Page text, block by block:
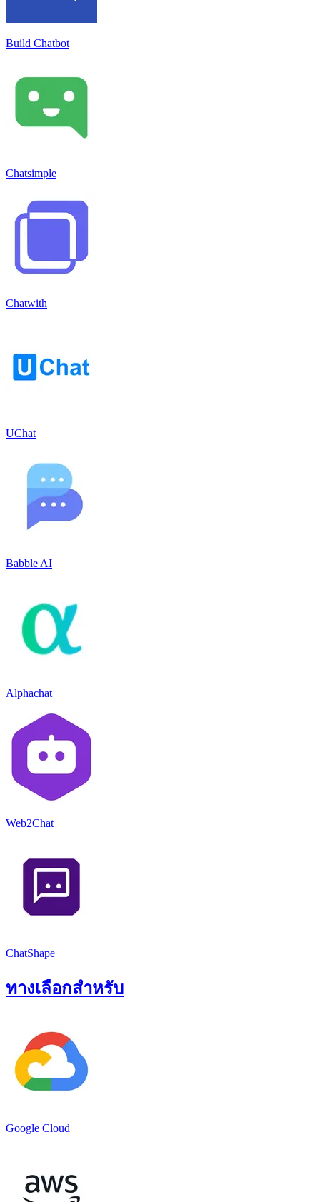
Build Chatbot
Chatsimple
Chatwith
UChat
Babble AI
Alphachat
Web2Chat
ChatShape
ทางเลือกสำหรับ
Google Cloud